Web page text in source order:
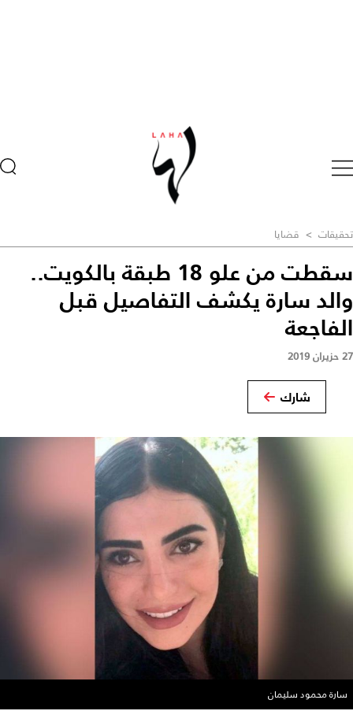
تحقيقات > قضايا
سقطت من علو 18 طبقة بالكويت..
والد سارة يكشف التفاصيل قبل
الفاجعة
27 حزيران 2019
شارك
سارة محمود سليمان